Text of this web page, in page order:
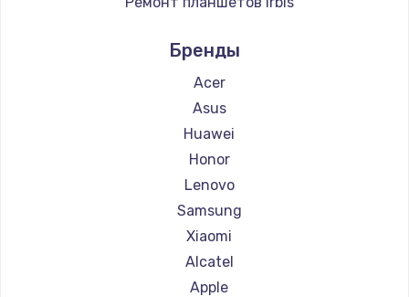
Ремонт планшетов Microsoft
Ремонт планшетов BlackView
Ремонт планшетов Amazon
Ремонт планшетов Aquarius
Ремонт планшетов Philips
Ремонт планшетов Dell
Ремонт планшетов HP
Ремонт планшетов Getac
Ремонт планшетов ZTE
Ремонт планшетов Google
Бренды
Acer
Asus
Huawei
Honor
Lenovo
Samsung
Xiaomi
Alcatel
Apple